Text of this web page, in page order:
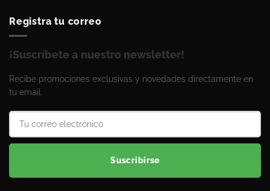
Registra tu correo
¡Suscríbete a nuestro newsletter!
Recibe promociones exclusivas y novedades directamente en
tu email.
Suscribirse